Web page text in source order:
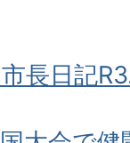
長日記